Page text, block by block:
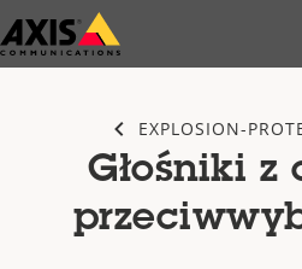
Przejdź
do
EXPLOSION-
Głośniki z